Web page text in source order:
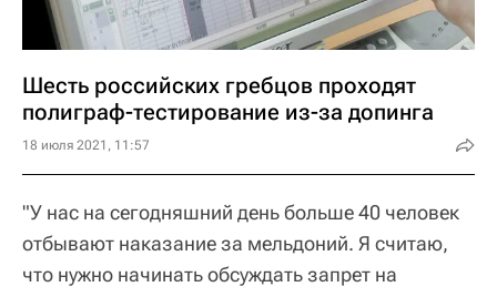
Шесть российских гребцов проходят
полиграф-тестирование из-за допинга
18 июля 2021, 11:57
"У нас на сегодняшний день больше 40 человек
отбывают наказание за мельдоний. Я считаю,
что нужно начинать обсуждать запрет на